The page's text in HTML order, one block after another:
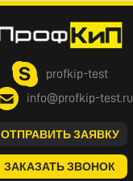
profkip-test
info@profkip-test.ru
ОТПРАВИТЬ ЗАЯВКУ
ЗАКАЗАТЬ ЗВОНОК